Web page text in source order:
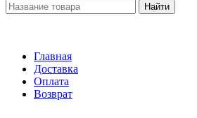
Найти
Главная
Доставка
Оплата
Возврат